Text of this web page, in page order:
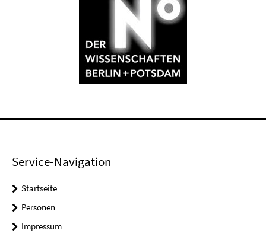
Service-Navigation
Startseite
Personen
Impressum